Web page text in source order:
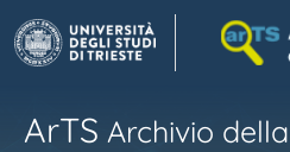
ArTS Archivio